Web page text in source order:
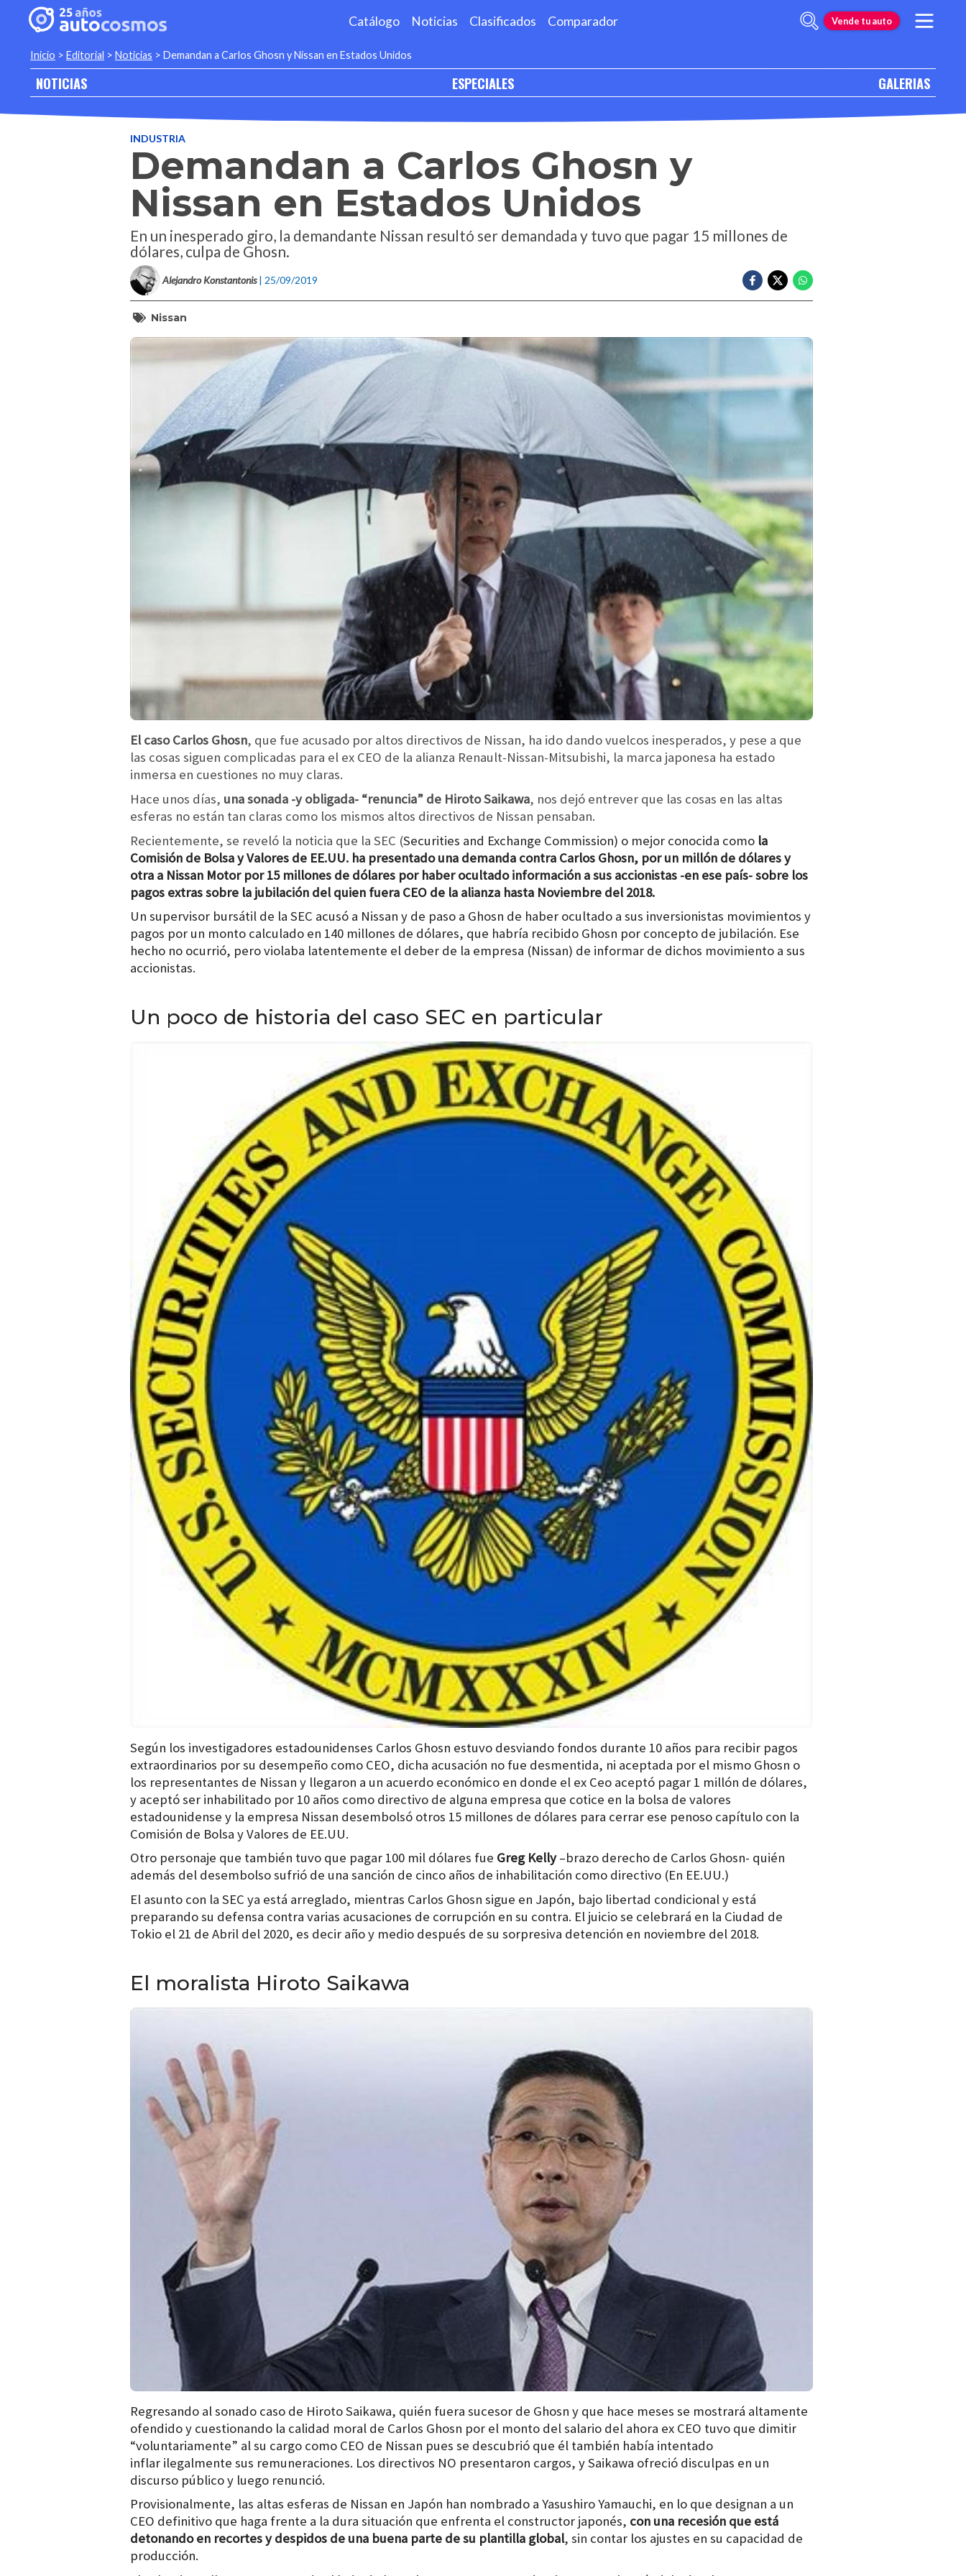
Catálogo Noticias Clasificados Comparador Vende tu auto
Inicio > Editorial > Noticias > Demandan a Carlos Ghosn y Nissan en Estados Unidos
NOTICIAS ESPECIALES GALERIAS
INDUSTRIA
Demandan a Carlos Ghosn y
Nissan en Estados Unidos
En un inesperado giro, la demandante Nissan resultó ser demandada y tuvo que pagar 15 millones de
dólares, culpa de Ghosn.
Alejandro Konstantonis | 25/09/2019
Nissan
El caso Carlos Ghosn, que fue acusado por altos directivos de Nissan, ha ido dando vuelcos inesperados, y pese a que
las cosas siguen complicadas para el ex CEO de la alianza Renault-Nissan-Mitsubishi, la marca japonesa ha estado
inmersa en cuestiones no muy claras.
Hace unos días, una sonada -y obligada- “renuncia” de Hiroto Saikawa, nos dejó entrever que las cosas en las altas
esferas no están tan claras como los mismos altos directivos de Nissan pensaban.
Recientemente, se reveló la noticia que la SEC (Securities and Exchange Commission) o mejor conocida como la
Comisión de Bolsa y Valores de EE.UU. ha presentado una demanda contra Carlos Ghosn, por un millón de dólares y
otra a Nissan Motor por 15 millones de dólares por haber ocultado información a sus accionistas -en ese país- sobre los
pagos extras sobre la jubilación del quien fuera CEO de la alianza hasta Noviembre del 2018.
Un supervisor bursátil de la SEC acusó a Nissan y de paso a Ghosn de haber ocultado a sus inversionistas movimientos y
pagos por un monto calculado en 140 millones de dólares, que habría recibido Ghosn por concepto de jubilación. Ese
hecho no ocurrió, pero violaba latentemente el deber de la empresa (Nissan) de informar de dichos movimiento a sus
accionistas.
Un poco de historia del caso SEC en particular
Según los investigadores estadounidenses Carlos Ghosn estuvo desviando fondos durante 10 años para recibir pagos
extraordinarios por su desempeño como CEO, dicha acusación no fue desmentida, ni aceptada por el mismo Ghosn o
los representantes de Nissan y llegaron a un acuerdo económico en donde el ex Ceo aceptó pagar 1 millón de dólares,
y aceptó ser inhabilitado por 10 años como directivo de alguna empresa que cotice en la bolsa de valores
estadounidense y la empresa Nissan desembolsó otros 15 millones de dólares para cerrar ese penoso capítulo con la
Comisión de Bolsa y Valores de EE.UU.
Otro personaje que también tuvo que pagar 100 mil dólares fue Greg Kelly–brazo derecho de Carlos Ghosn- quién
además del desembolso sufrió de una sanción de cinco años de inhabilitación como directivo (En EE.UU.)
El asunto con la SEC ya está arreglado, mientras Carlos Ghosn sigue en Japón, bajo libertad condicional y está
preparando su defensa contra varias acusaciones de corrupción en su contra. El juicio se celebrará en la Ciudad de
Tokio el 21 de Abril del 2020, es decir año y medio después de su sorpresiva detención en noviembre del 2018.
El moralista Hiroto Saikawa
Regresando al sonado caso de Hiroto Saikawa, quién fuera sucesor de Ghosn y que hace meses se mostrará altamente
ofendido y cuestionando la calidad moral de Carlos Ghosn por el monto del salario del ahora ex CEO tuvo que dimitir
“voluntariamente” al su cargo como CEO de Nissan pues se descubrió que él también había intentado
inflar ilegalmente sus remuneraciones. Los directivos NO presentaron cargos, y Saikawa ofreció disculpas en un
discurso público y luego renunció.
Provisionalmente, las altas esferas de Nissan en Japón han nombrado a Yasushiro Yamauchi, en lo que designan a un
CEO definitivo que haga frente a la dura situación que enfrenta el constructor japonés, con una recesión que está
detonando en recortes y despidos de una buena parte de su plantilla global, sin contar los ajustes en su capacidad de
producción.